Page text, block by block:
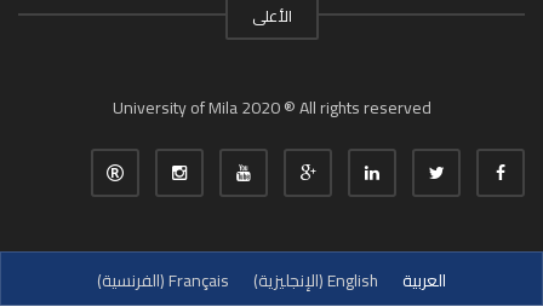
الأعلى
University of Mila 2020 ® All rights reserved
العربية English
(الإنجليزية)
Français
(الفرنسية)